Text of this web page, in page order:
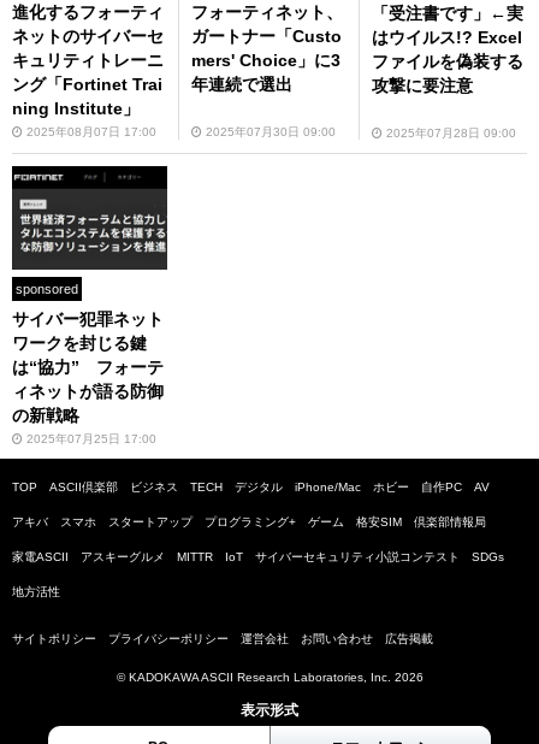
進化するフォーティ
ネットのサイバーセ
キュリティトレーニ
ング「Fortinet Trai
ning Institute」
2025年08月07日 17:00
フォーティネット、
ガートナー「Custo
mers' Choice」に3
年連続で選出
2025年07月30日 09:00
「受注書です」←実
はウイルス!? Excel
ファイルを偽装する
攻撃に要注意
2025年07月28日 09:00
sponsored
サイバー犯罪ネット
ワークを封じる鍵
は“協力” フォーテ
ィネットが語る防御
の新戦略
2025年07月25日 17:00
TOP ASCII倶楽部 ビジネス TECH デジタル iPhone/Mac ホビー 自作PC AV
アキバ スマホ スタートアップ プログラミング+ ゲーム 格安SIM 倶楽部情報局
家電ASCII アスキーグルメ MITTR IoT サイバーセキュリティ小説コンテスト SDGs
地方活性
サイトポリシー プライバシーポリシー 運営会社 お問い合わせ 広告掲載
© KADOKAWA ASCII Research Laboratories, Inc. 2026
表示形式